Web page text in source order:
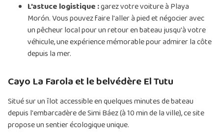
L'astuce logistique :garez votre voiture à Playa
Morón. Vous pouvez faire l'aller à pied et négocier avec
un pêcheur local pour un retour en bateau jusqu'à votre
véhicule, une expérience mémorable pour admirer la côte
depuis la mer.
Cayo La Farola et le belvédère El Tutu
Situé sur un îlot accessible en quelques minutes de bateau
depuis l'embarcadère de Simi Báez (à 10 min de la ville), ce site
propose un sentier écologique unique.